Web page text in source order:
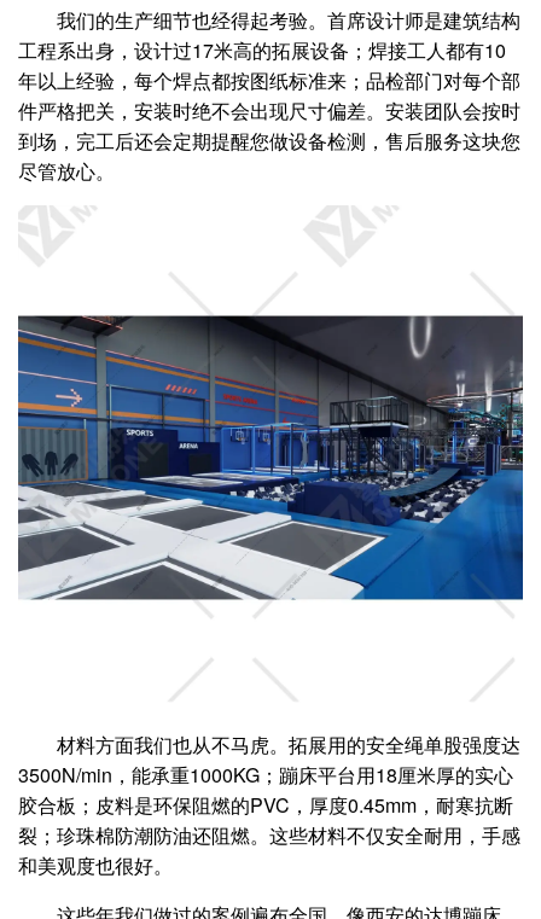
我们的生产细节也经得起考验。首席设计师是建筑结构
工程系出身，设计过17米高的拓展设备；焊接工人都有10
年以上经验，每个焊点都按图纸标准来；品检部门对每个部
件严格把关，安装时绝不会出现尺寸偏差。安装团队会按时
到场，完工后还会定期提醒您做设备检测，售后服务这块您
尽管放心。
材料方面我们也从不马虎。拓展用的安全绳单股强度达
3500N/min，能承重1000KG；蹦床平台用18厘米厚的实心
胶合板；皮料是环保阻燃的PVC，厚度0.45mm，耐寒抗断
裂；珍珠棉防潮防油还阻燃。这些材料不仅安全耐用，手感
和美观度也很好。